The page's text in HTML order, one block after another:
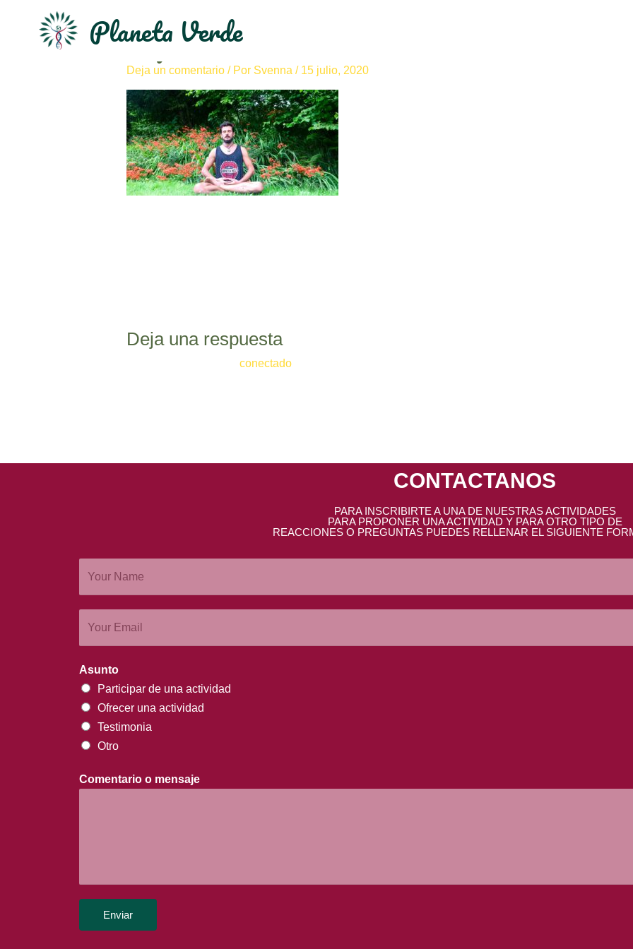
Planeta Verde
image1-5
Deja un comentario / Por Svenna / 15 julio, 2020
Deja una respuesta
conectadopara publicar un comentario.
CONTACTANOS
PARA INSCRIBIRTE A UNA DE NUESTRAS ACTIVIDADES
PARA PROPONER UNA ACTIVIDAD Y PARA OTRO TIPO DE
REACCIONES O PREGUNTAS PUEDES RELLENAR EL SIGUIENTE
Asunto
Participar de una actividad
Ofrecer una actividad
Testimonia
Otro
Comentario o mensaje
Enviar